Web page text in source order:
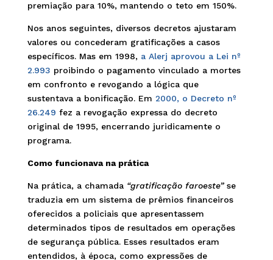
premiação para 10%, mantendo o teto em 150%.
Nos anos seguintes, diversos decretos ajustaram
valores ou concederam gratificações a casos
específicos. Mas em 1998, a Alerj aprovou a Lei nº
2.993 proibindo o pagamento vinculado a mortes
em confronto e revogando a lógica que
sustentava a bonificação. Em 2000, o Decreto nº
26.249 fez a revogação expressa do decreto
original de 1995, encerrando juridicamente o
programa.
Como funcionava na prática
Na prática, a chamada “gratificação faroeste”se
traduzia em um sistema de prêmios financeiros
oferecidos a policiais que apresentassem
determinados tipos de resultados em operações
de segurança pública. Esses resultados eram
entendidos, à época, como expressões de